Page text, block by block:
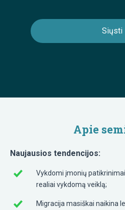
Apie
Naujausios tendencijos:
Vykdomi įmonių
realiai vykdomą veiklą;
Migracija masiškai naikina